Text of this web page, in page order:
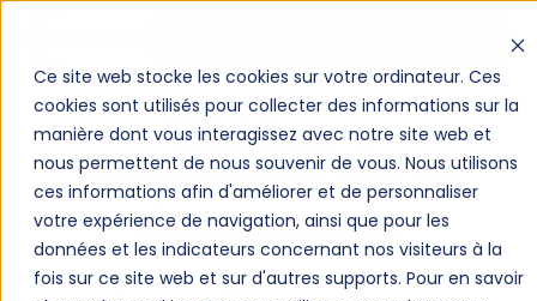
Ce site web stocke les cookies sur votre ordinateur. Ces
cookies sont utilisés pour collecter des informations sur la
manière dont vous interagissez avec notre site web et
nous permettent de nous souvenir de vous. Nous utilisons
ces informations afin d'améliorer et de personnaliser
votre expérience de navigation, ainsi que pour les
données et les indicateurs concernant nos visiteurs à la
fois sur ce site web et sur d'autres supports. Pour en savoir
Webinar :
l'Impression 3D en
Odontologie